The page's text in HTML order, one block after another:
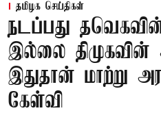
தமிழக செய்திகள்
நடப்பது
இல்லை திமுகவின்
இதுதான் மாற்று
கேள்வி